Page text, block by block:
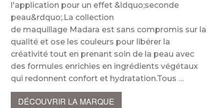
l'application pour un effet &ldquo;seconde
peau&rdquo;.La collection
de maquillage Madara est sans compromis sur la
qualité et ose les couleurs pour libérer la
créativité tout en prenant soin de la peau avec
des formules enrichies en ingrédients végétaux
qui redonnent confort et hydratation.Tous
DÉCOUVRIR LA MARQUE